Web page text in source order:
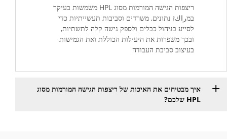
ריצפות הגישה המורמות מסוג HPL משמשות בעיקר
במراكז נתונים, משרדים וסביבות תעשייתיות כדי
לסייע בניהול כבלים ולספק גישה קלה לתשתיות,
ובכך משפרות את היעילות הכוללת ואת הגמישות
בעיצוב סביבת העבודה
איך מבטיחים את האיכות של ריצפות הגישה המורמות מסוג
HPL שלכם?